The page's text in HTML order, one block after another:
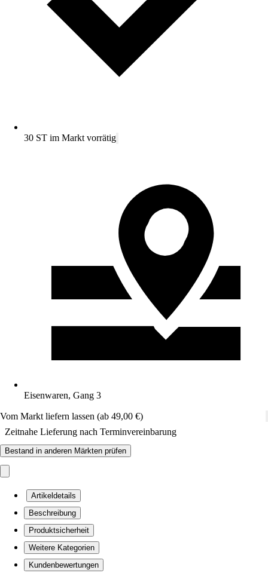
30 ST im Markt vorrätig
Eisenwaren, Gang 3
Vom Markt liefern lassen (ab 49,00 €)
Zeitnahe Lieferung nach Terminvereinbarung
Bestand in anderen Märkten prüfen
Artikeldetails
Beschreibung
Produktsicherheit
Weitere Kategorien
Kundenbewertungen